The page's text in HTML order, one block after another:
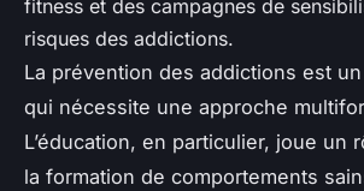
fitness et des campagnes de
risques des addictions.
La prévention des addictions est
qui nécessite une approche
L’éducation, en particulier, joue un
la formation de comportements